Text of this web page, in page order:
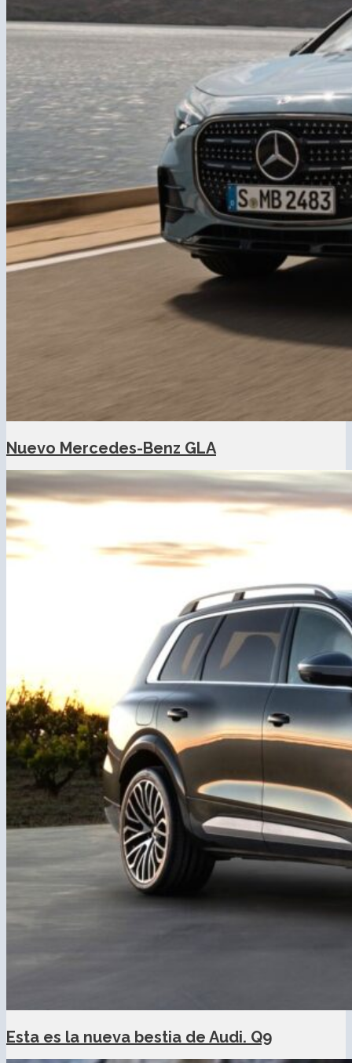
Nuevo Mercedes-Benz GLA
Esta es la nueva bestia de Audi. Q9